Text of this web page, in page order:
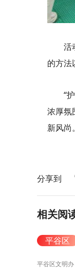
活
的方法
“
浓厚氛
新风尚。
分享到
相关阅
平谷区
平谷区文明办